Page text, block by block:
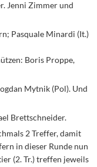
Jenni Zimmer und
Pasquale Minardi (It.)
Boris Proppe,
Mytnik (Pol). Und
Brettschneider.
2 Treffer, damit
in dieser Runde nun
(2. Tr.) treffen jeweils